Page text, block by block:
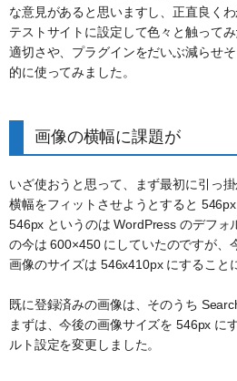
な意見があると思いますし、正直良く
テストサイトに設定して色々と触って
適切さや、プラグインをだいぶ減らせ
的に使ってみました。
画像の横幅に課題が
いざ使おうと思って、まず最初に引っ
横幅をフィットさせようとすると 546px
546px というのは WordPress のデフォ
の今は 600×450 にしていたのですが、
画像のサイズは 546x410px にすること
既に登録済みの画像は、そのうち
まずは、今後の画像サイズを 546px に
ルト設定を変更しました。